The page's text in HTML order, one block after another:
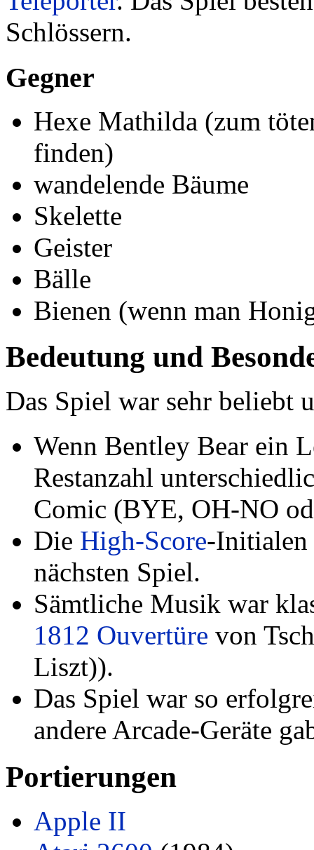
Schlössern.
Gegner
Hexe Mathilda (zum
finden)
wandelende Bäume
Skelette
Geister
Bälle
Bienen (wenn man
Bedeutung und
Das Spiel war sehr beliebt
Wenn Bentley Bear ein
Restanzahl
Comic (BYE, OH-NO
Die High-Score-Initialen
nächsten Spiel.
Sämtliche Musik war
1812 Ouvertüre von
Liszt)).
Das Spiel war so
andere Arcade-Geräte
Portierungen
Apple II